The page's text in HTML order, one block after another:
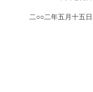
二○○二年五月十五日